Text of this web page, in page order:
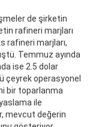
de şirketin
rafineri marjları
rafineri marjları,
Temmuz ayında
ise 2.5 dolar
çeyrek operasyonel
bir toparlanma
ile
mevcut değerin